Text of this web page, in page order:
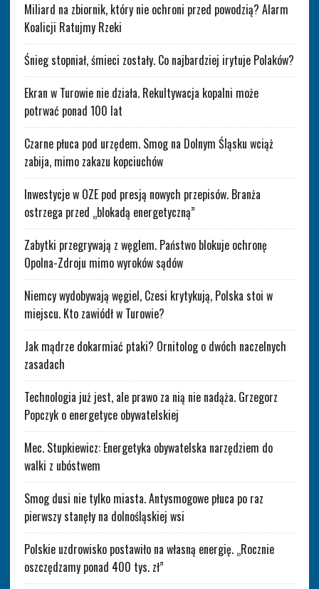
Miliard na zbiornik, który nie ochroni przed powodzią? Alarm
Koalicji Ratujmy Rzeki
Śnieg stopniał, śmieci zostały. Co najbardziej irytuje Polaków?
Ekran w Turowie nie działa. Rekultywacja kopalni może
potrwać ponad 100 lat
Czarne płuca pod urzędem. Smog na Dolnym Śląsku wciąż
zabija, mimo zakazu kopciuchów
Inwestycje w OZE pod presją nowych przepisów. Branża
ostrzega przed „blokadą energetyczną”
Zabytki przegrywają z węglem. Państwo blokuje ochronę
Opolna-Zdroju mimo wyroków sądów
Niemcy wydobywają węgiel, Czesi krytykują, Polska stoi w
miejscu. Kto zawiódł w Turowie?
Jak mądrze dokarmiać ptaki? Ornitolog o dwóch naczelnych
zasadach
Technologia już jest, ale prawo za nią nie nadąża. Grzegorz
Popczyk o energetyce obywatelskiej
Mec. Stupkiewicz: Energetyka obywatelska narzędziem do
walki z ubóstwem
Smog dusi nie tylko miasta. Antysmogowe płuca po raz
pierwszy stanęły na dolnośląskiej wsi
Polskie uzdrowisko postawiło na własną energię. „Rocznie
oszczędzamy ponad 400 tys. zł”